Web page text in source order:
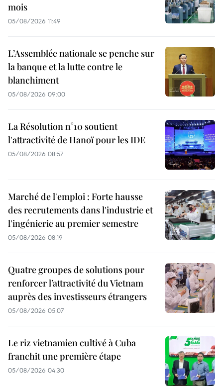
mois
05/08/2026 11:49
L’Assemblée nationale se penche sur
la banque et la lutte contre le
blanchiment
05/08/2026 09:00
La Résolution n°10 soutient
l'attractivité de Hanoï pour les IDE
05/08/2026 08:57
Marché de l'emploi : Forte hausse
des recrutements dans l'industrie et
l'ingénierie au premier semestre
05/08/2026 08:19
Quatre groupes de solutions pour
renforcer l’attractivité du Vietnam
auprès des investisseurs étrangers
05/08/2026 05:07
Le riz vietnamien cultivé à Cuba
franchit une première étape
05/08/2026 04:30